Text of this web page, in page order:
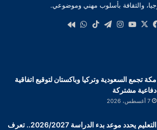
والثقافة بأسلوب مهني وموضوعي.
فيسبوك
‫X
‫YouTube
انستقرام
تيلقرام‫TikTokواتساب
مكة تجمع السعودية وتركيا وباكستان لتوقيع اتفاقية
دفاعية مشتركة
7 أغسطس، 2026
التعليم يحدد موعد بدء الدراسة 2026/2027.. تعرف